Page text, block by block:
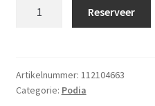
insteekpoten
aantal
Reserveer
Artikelnummer: 112104663
Categorie: Podia